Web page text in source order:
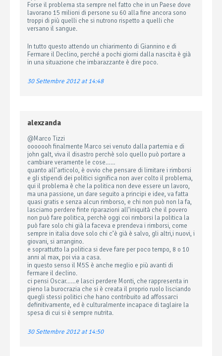
Forse il problema sta sempre nel fatto che in un Paese dove
lavorano 15 milioni di persone su 60 alla fine ancora sono
troppi di più quelli che si nutrono rispetto a quelli che
versano il sangue.
In tutto questo attendo un chiarimento di Giannino e di
Fermare il Declino, perché a pochi giorni dalla nascita è già
in una situazione che imbarazzante è dire poco.
30 Settembre 2012 at 14:48
alexzanda
@Marco Tizzi
ooooooh finalmente Marco sei venuto dalla partemia e di
john galt, viva il disastro perchè solo quello può portare a
cambiare veramente le cose……
quanto all’articolo, è ovvio che pensare di limitare i rimborsi
e gli stipendi dei politici significa non aver colto il problema,
qui il problema è che la politica non deve essere un lavoro,
ma una passione, un dare seguito a principi e idee, va fatta
quasi gratis e senza alcun rimborso, e chi non può non la fa,
lasciamo perdere finte riparazioni all’iniquità che il povero
non può fare politica, perchè oggi coi rimborsi la politica la
può fare solo chi già la faceva e prendeva i rimborsi, come
sempre in italia dove solo chi c’è già è salvo, gli altri,i nuovi, i
giovani, si arrangino.
e soprattutto la politica si deve fare per poco tempo, 8 o 10
anni al max, poi via a casa.
in questo senso il M5S è anche meglio e più avanti di
fermare il declino.
ci pensi Oscar……e lasci perdere Monti, che rappresenta in
pieno la burocrazia che si è creata il proprio ruolo lisciando
quegli stessi politici che hano contribuito ad affossarci
definitivamente, ed è culturalmente incapace di taglaire la
spesa di cui si è sempre nutrita.
30 Settembre 2012 at 14:50